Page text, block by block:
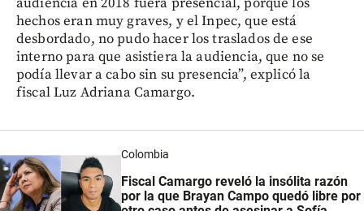
hechos eran muy graves, y el Inpec, que está
desbordado, no pudo hacer los traslados de ese
interno para que asistiera la audiencia, que no se
podía llevar a cabo sin su presencia”, explicó la
fiscal Luz Adriana Camargo.
Colombia
Fiscal Camargo reveló la insólita razón
por la que Brayan Campo quedó libre por